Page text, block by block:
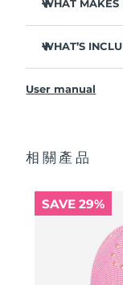
WHAT MAKES
makeup
Removes
healthier
Ultra-soft
16 intensities,
app-guided
WHAT’S
USB charging
General manual
warranty)
User manual
相關產品
SAVE 29%